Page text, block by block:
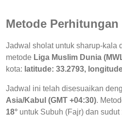
Metode
Jadwal sholat untuk sharup-kala
metode Liga Muslim Dunia
kota: latitude: 33.2793,
Jadwal ini telah disesuaikan
Asia/Kabul (GMT +04:30).
18° untuk Subuh (Fajr) dan sudut